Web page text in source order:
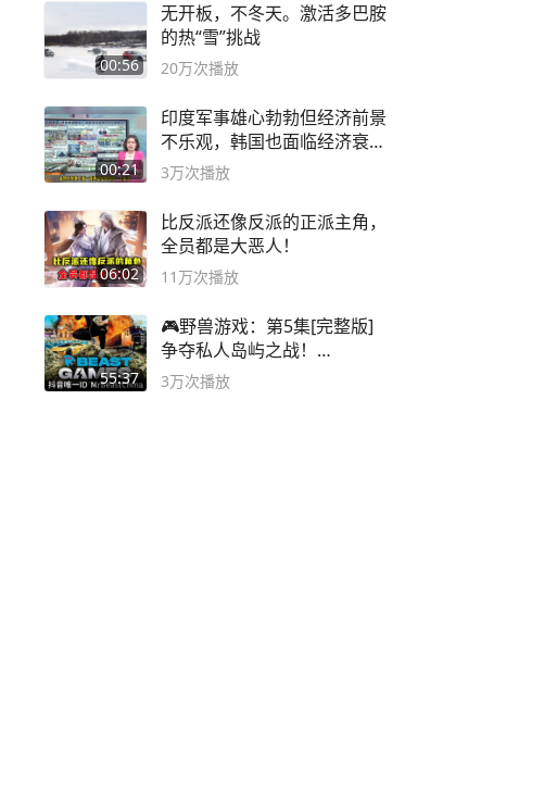
00:56
无开板，不冬天。激活多巴胺
的热“雪”挑战
20万次播放
00:21
印度军事雄心勃勃但经济前景
不乐观，韩国也面临经济衰退
风险
3万次播放
06:02
比反派还像反派的正派主角，
全员都是大恶人！
11万次播放
55:37
🎮野兽游戏：第5集[完整版]
争夺私人岛屿之战！
#MrBeastChina
3万次播放